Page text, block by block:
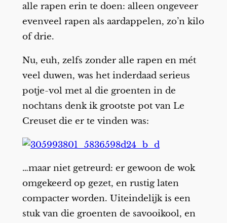
alle rapen erin te doen: alleen ongeveer
evenveel rapen als aardappelen, zo’n kilo
of drie.
Nu, euh, zelfs zonder alle rapen en mét
veel duwen, was het inderdaad serieus
potje-vol met al die groenten in de
nochtans denk ik grootste pot van Le
Creuset die er te vinden was:
…maar niet getreurd: er gewoon de wok
omgekeerd op gezet, en rustig laten
compacter worden. Uiteindelijk is een
stuk van die groenten de savooikool, en